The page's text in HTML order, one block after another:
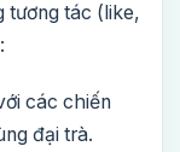
tương tác (like,
các chiến
đại trà.